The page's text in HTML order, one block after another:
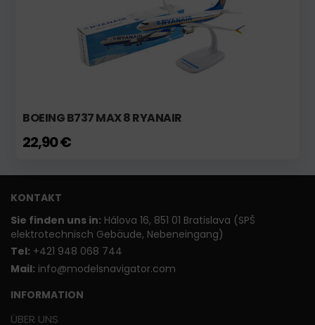
BOEING B737 MAX 8 RYANAIR
22,90 €
KONTAKT
Sie finden uns in: Hálova 16, 851 01 Bratislava (SPŠ
elektrotechnisch Gebäude, Nebeneingang)
Tel: +421 948 068 744
Mail: info@modelsnavigator.com
INFORMATION
ÜBER UNS